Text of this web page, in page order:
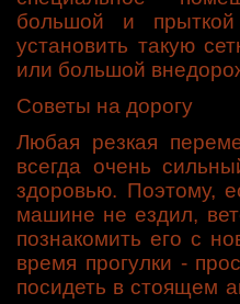
большой и прыткой
установить такую
или большой
Советы на дорогу
Любая резкая
всегда очень
здоровью. Поэтому,
машине не ездил,
познакомить его с
время прогулки -
посидеть в стоящем